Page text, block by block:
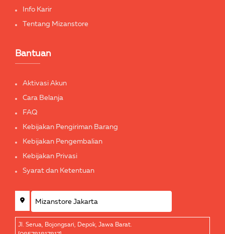
Info Karir
Tentang Mizanstore
Bantuan
Aktivasi Akun
Cara Belanja
FAQ
Kebijakan Pengiriman Barang
Kebijakan Pengembalian
Kebijakan Privasi
Syarat dan Ketentuan
Jl. Serua, Bojongsari, Depok, Jawa Barat.